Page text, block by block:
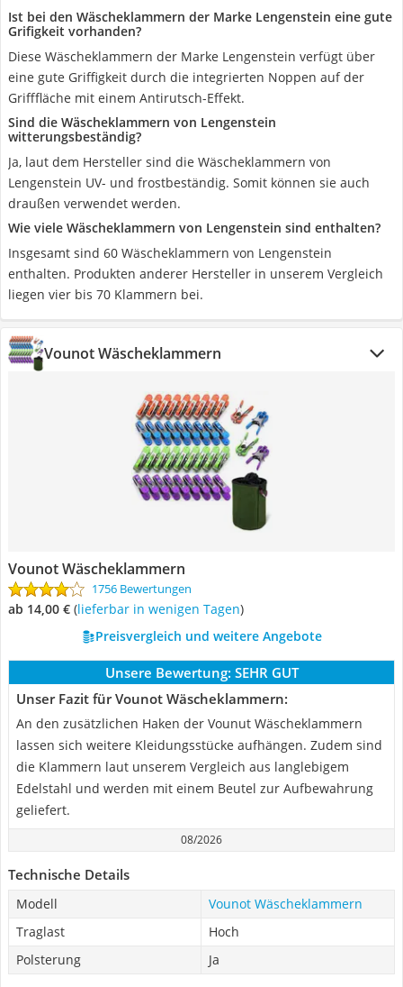
Ist bei den Wäscheklammern der Marke Lengenstein eine gute
Grifigkeit vorhanden?
Diese Wäscheklammern der Marke Lengenstein verfügt über
eine gute Griffigkeit durch die integrierten Noppen auf der
Grifffläche mit einem Antirutsch-Effekt.
Sind die Wäscheklammern von Lengenstein
witterungsbeständig?
Ja, laut dem Hersteller sind die Wäscheklammern von
Lengenstein UV- und frostbeständig. Somit können sie auch
draußen verwendet werden.
Wie viele Wäscheklammern von Lengenstein sind enthalten?
Insgesamt sind 60 Wäscheklammern von Lengenstein
enthalten. Produkten anderer Hersteller in unserem Vergleich
liegen vier bis 70 Klammern bei.
Vounot Wäscheklammern
Vounot Wäscheklammern
1756 Bewertungen
ab 14,00 € ( Lieferbar in wenigen Tagen)
Preisvergleich und weitere Angebote
Unsere Bewertung: SEHR GUT
Unser Fazit für Vounot Wäscheklammern:
An den zusätzlichen Haken der Vounut Wäscheklammern
lassen sich weitere Kleidungsstücke aufhängen. Zudem sind
die Klammern laut unserem Vergleich aus langlebigem
Edelstahl und werden mit einem Beutel zur Aufbewahrung
geliefert.
08/2026
Technische Details
Modell
Vounot Wäscheklammern
Traglast
Hoch
Polsterung
Ja